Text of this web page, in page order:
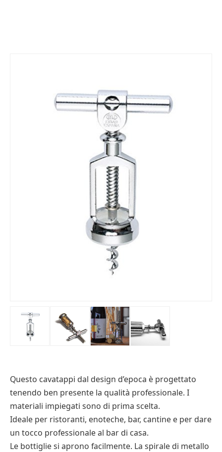
Questo cavatappi dal design d’epoca è progettato
tenendo ben presente la qualità professionale. I
materiali impiegati sono di prima scelta.
Ideale per ristoranti, enoteche, bar, cantine e per dare
un tocco professionale al bar di casa.
Le bottiglie si aprono facilmente. La spirale di metallo